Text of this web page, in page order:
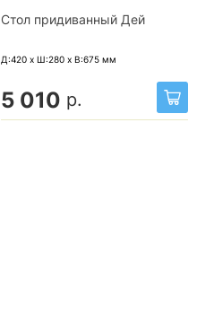
Стол придиванный Дей
Д:420 x Ш:280 x В:675 мм
5 010 р.